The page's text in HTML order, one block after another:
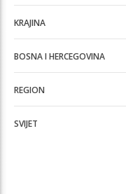
KRAJINA
BOSNA I HERCEGOVINA
REGION
SVIJET